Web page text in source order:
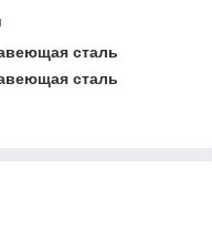
сталь
сталь